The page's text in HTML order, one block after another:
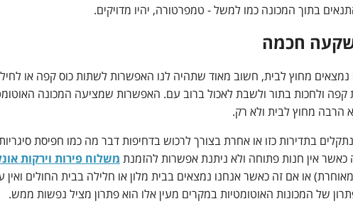
חכמה
מחוץ לבית, חשוב מאוד שתהיה לנו האפשרות לשתות כוס קפה או
קפה ולחכות בתור ולשבת לאכול ברוב עם. האפשרות שמציעה המכונה
הרבה מחוץ לבית ולא רק.
בתדירות כזו או אחרת בצורך לרכוש בדחיפות דבר מה כמו חפיסת סיגריות
כאשר אין חנות פתוחה ולא ניתנת אפשרות להזמנת משלוח פירות וירקות
או אם זה כאשר אנחנו נמצאים בבית מלון או חלילה בבית החולים
של המכונות האוטומטיות במקרים מעין אלו הוא פתרון מציל נפשות ממש.